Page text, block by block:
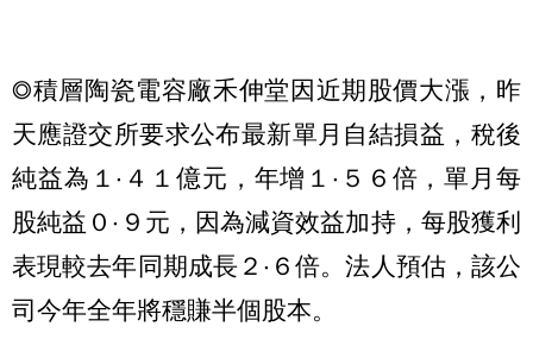
◎積層陶瓷電容廠禾伸堂因近期股價大漲，昨
天應證交所要求公布最新單月自結損益，稅後
純益為１‧４１億元，年增１‧５６倍，單月每
股純益０‧９元，因為減資效益加持，每股獲利
表現較去年同期成長２‧６倍。法人預估，該公
司今年全年將穩賺半個股本。